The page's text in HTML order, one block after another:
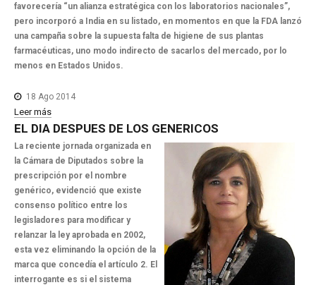
favorecería “un alianza estratégica con los laboratorios nacionales”,
pero incorporó a India en su listado, en momentos en que la FDA lanzó
una campaña sobre la supuesta falta de higiene de sus plantas
farmacéuticas, uno modo indirecto de sacarlos del mercado, por lo
menos en Estados Unidos.
18 Ago 2014
Leer más
EL DIA DESPUES DE LOS GENERICOS
La reciente jornada organizada en
la Cámara de Diputados sobre la
prescripción por el nombre
genérico, evidenció que existe
consenso político entre los
legisladores para modificar y
relanzar la ley aprobada en 2002,
esta vez eliminando la opción de la
marca que concedía el artículo 2. El
interrogante es si el sistema